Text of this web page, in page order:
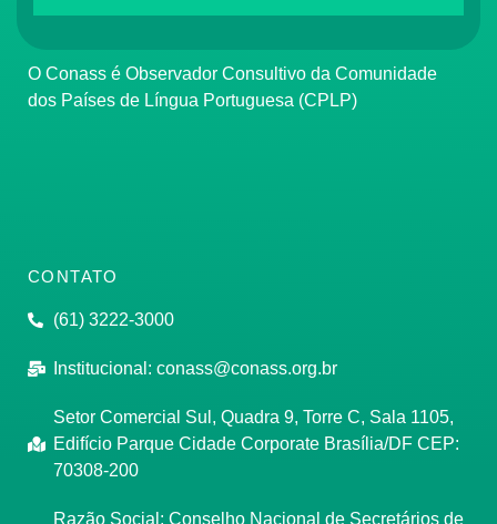
O Conass é Observador Consultivo da Comunidade
dos Países de Língua Portuguesa (CPLP)
CONTATO
(61) 3222-3000
Institucional: conass@conass.org.br
Setor Comercial Sul, Quadra 9, Torre C, Sala 1105,
Edifício Parque Cidade Corporate Brasília/DF CEP:
70308-200
Razão Social: Conselho Nacional de Secretários de